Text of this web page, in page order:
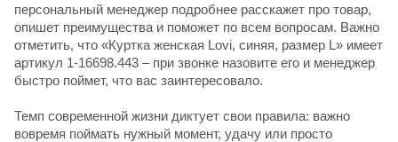
персональный менеджер подробнее расскажет про товар,
опишет преимущества и поможет по всем вопросам. Важно
отметить, что «Куртка женская Lovi, синяя, размер L» имеет
артикул 1-16698.443 – при звонке назовите его и менеджер
быстро поймет, что вас заинтересовало.
Темп современной жизни диктует свои правила: важно
вовремя поймать нужный момент, удачу или просто